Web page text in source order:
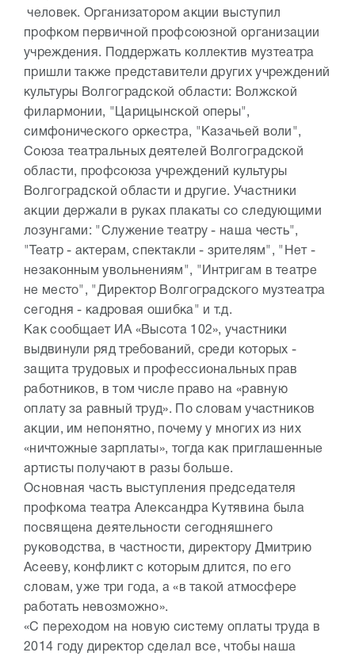
человек. Организатором акции выступил
профком первичной профсоюзной организации
учреждения. Поддержать коллектив музтеатра
пришли также представители других учреждений
культуры Волгоградской области: Волжской
филармонии, "Царицынской оперы",
симфонического оркестра, "Казачьей воли",
Союза театральных деятелей Волгоградской
области, профсоюза учреждений культуры
Волгоградской области и другие. Участники
акции держали в руках плакаты со следующими
лозунгами: "Служение театру - наша честь",
"Театр - актерам, спектакли - зрителям", "Нет -
незаконным увольнениям", "Интригам в театре
не место", "Директор Волгоградского музтеатра
сегодня - кадровая ошибка" и т.д.
Как сообщает ИА «Высота 102», участники
выдвинули ряд требований, среди которых -
защита трудовых и профессиональных прав
работников, в том числе право на «равную
оплату за равный труд». По словам участников
акции, им непонятно, почему у многих из них
«ничтожные зарплаты», тогда как приглашенные
артисты получают в разы больше.
Основная часть выступления председателя
профкома театра Александра Кутявина была
посвящена деятельности сегодняшнего
руководства, в частности, директору Дмитрию
Асееву, конфликт с которым длится, по его
словам, уже три года, а «в такой атмосфере
работать невозможно».
«С переходом на новую систему оплаты труда в
2014 году директор сделал все, чтобы наша